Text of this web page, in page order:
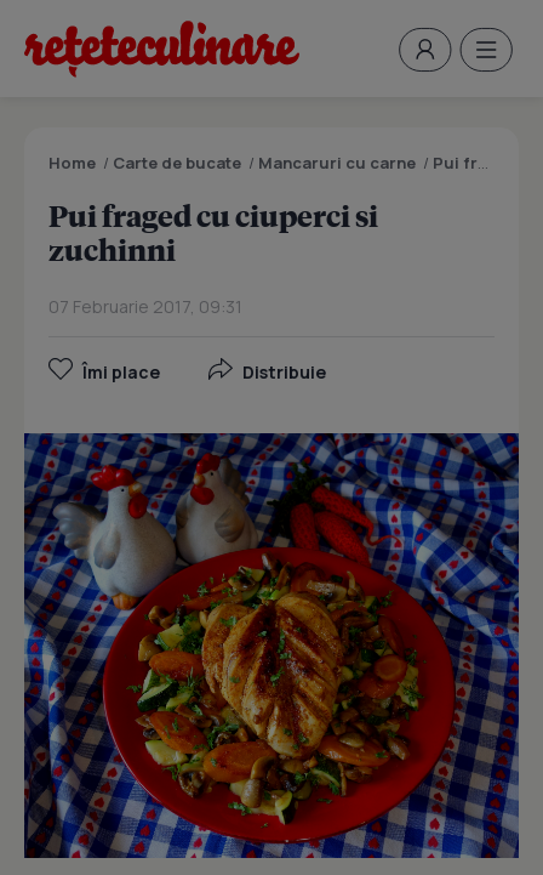
Home / Carte de bucate / Mancaruri cu carne / Pui fraged cu ciuperci si zuchinni
Pui fraged cu ciuperci si
zuchinni
07 Februarie 2017, 09:31
Îmi place Distribuie